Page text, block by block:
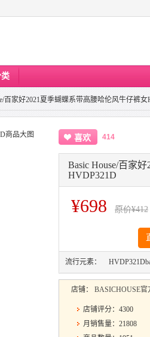
百家好2021夏季蝴蝶系带高腰哈伦风牛仔裤
喜欢 414
Basic House/百家
HVDP321D
¥698 原价¥412
流行元素：
店铺： BASICHOUSE官
店铺评分：4300
月销售量：21808